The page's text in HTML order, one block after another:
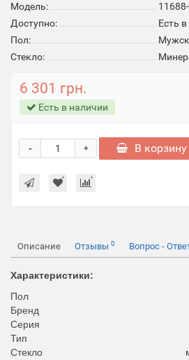
Модель:
Доступно:
Есть
Пол:
Стекло:
6 301 грн.
Есть в наличии
+
- В корзину
Описание Отзывы 0 Вопрос -
Характеристики:
Пол
Бренд
Серия
Тип
Стекло